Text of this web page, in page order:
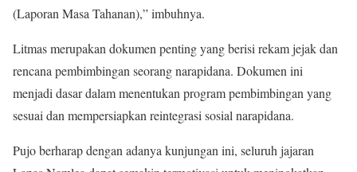
(Laporan Masa Tahanan),” imbuhnya.
Litmas merupakan dokumen penting yang berisi rekam jejak dan
rencana pembimbingan seorang narapidana. Dokumen ini
menjadi dasar dalam menentukan program pembimbingan yang
sesuai dan mempersiapkan reintegrasi sosial narapidana.
Pujo berharap dengan adanya kunjungan ini, seluruh jajaran